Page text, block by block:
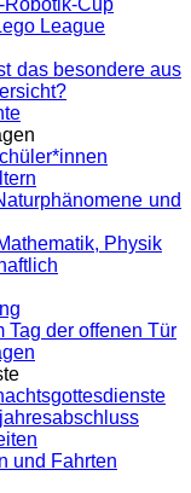
Robotik-Cup
League
das besondere aus
und
Physik
Tag der offenen Tür
und Fahrten